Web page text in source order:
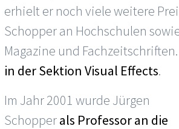
erhielt er noch viele weitere
Schopper an Hochschulen
Magazine und
in der Sektion Visual Effects.
Im Jahr 2001 wurde Jürgen
Schopperals Professor an die